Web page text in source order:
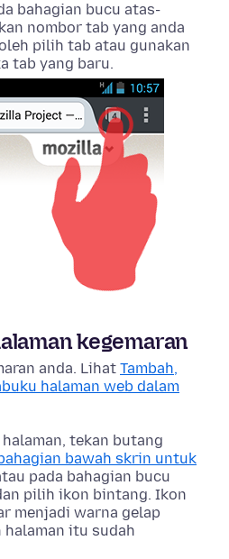
bahagian bucu atas-
nombor tab yang anda
pilih tab atau gunakan
tab yang baru.
kegemaran
anda. Lihat Tambah,
halaman web dalam
tekan butang
bawah skrin untuk
pada bahagian bucu
pilih ikon bintang. Ikon
menjadi warna gelap
halaman itu sudah